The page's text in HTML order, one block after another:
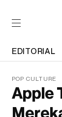
EDITORIAL
POP CULTURE
Apple